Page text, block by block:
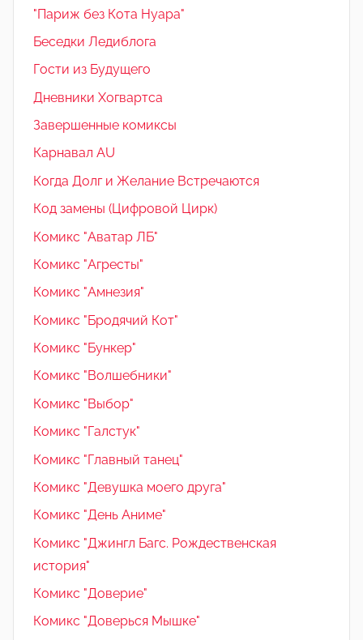
"Париж без Кота Нуара"
Беседки Ледиблога
Гости из Будущего
Дневники Хогвартса
Завершенные комиксы
Карнавал AU
Когда Долг и Желание Встречаются
Код замены (Цифровой Цирк)
Комикс "Аватар ЛБ"
Комикс "Агресты"
Комикс "Амнезия"
Комикс "Бродячий Кот"
Комикс "Бункер"
Комикс "Волшебники"
Комикс "Выбор"
Комикс "Галстук"
Комикс "Главный танец"
Комикс "Девушка моего друга"
Комикс "День Аниме"
Комикс "Джингл Багс. Рождественская
история"
Комикс "Доверие"
Комикс "Доверься Мышке"